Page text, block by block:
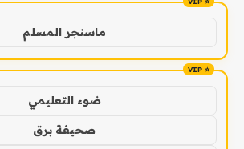
ماسنجر المسلم
ضوء التعليمي
صحيفة برق